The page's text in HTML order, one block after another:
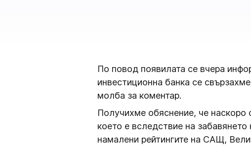
По повод появилата се вчера
инвестиционна банка се
молба за коментар.
Получихме обяснение, че наскоро
което е вследствие на
намалени рейтингите на САЩ,